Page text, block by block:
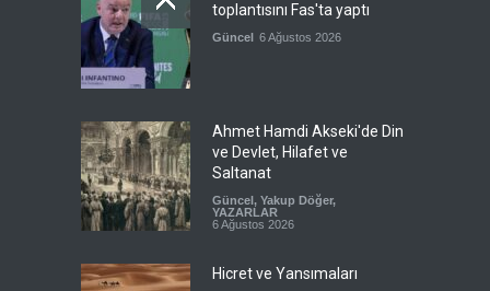
toplantısını Fas'ta yaptı
Güncel 6 Ağustos 2026
Ahmet Hamdi Akseki'de Din
ve Devlet, Hilafet ve
Saltanat
Güncel , Yakup Döğer,
YAZARLAR
6 Ağustos 2026
Hicret ve Yansımaları